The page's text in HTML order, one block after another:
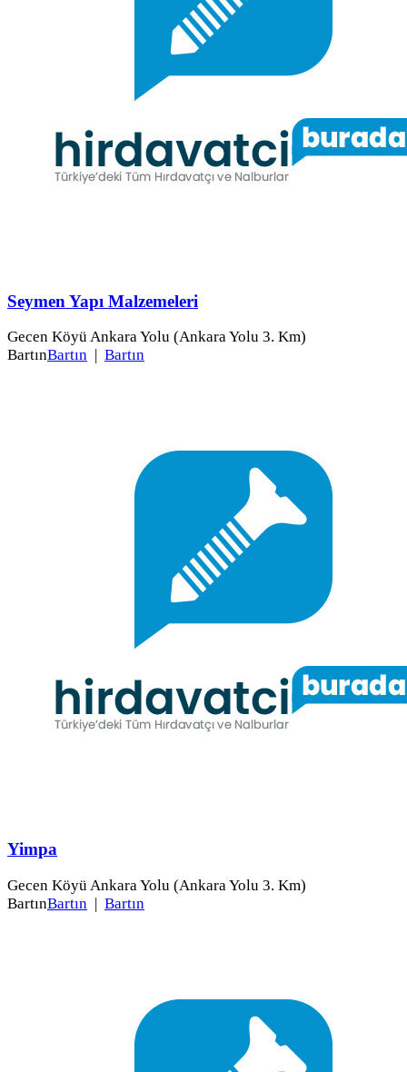
Seymen Yapı Malzemeleri
Gecen Köyü Ankara Yolu (Ankara Yolu 3. Km)
BartınBartın Bartın
Yimpa
Gecen Köyü Ankara Yolu (Ankara Yolu 3. Km)
BartınBartın | Bartın